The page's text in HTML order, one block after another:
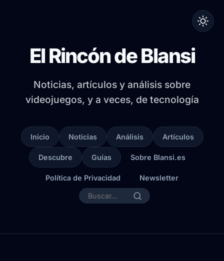
El Rincón de Blansi
Noticias, artículos y análisis sobre
videojuegos, y a veces, de tecnología
Inicio Noticias Análisis Artículos
Descubre Guías Sobre Blansi.es
Política de Privacidad Newsletter